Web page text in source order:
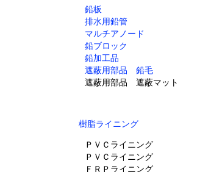
鉛板
排水用鉛管
マルチアノード
鉛ブロック
鉛加工品
遮蔽用部品 鉛毛
遮蔽用部品 遮蔽マット
樹脂ライニング
ＰＶＣライニング
ＰＶＣライニング
ＦＲＰライニング